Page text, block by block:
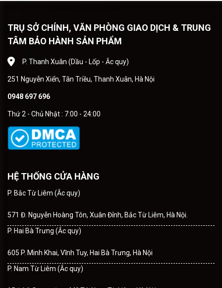
TRỤ SỞ CHÍNH, VĂN PHÒNG GIAO DỊCH & TRUNG
TÂM BẢO HÀNH SẢN PHẨM
P. Thanh Xuân (Dầu - Lốp - Ắc quy)
251 Nguyễn Xiển, Tân Triều, Thanh Xuân, Hà Nội
0948 697 696
Thứ 2 - Chủ Nhật : 7:00 - 24:00
HỆ THỐNG CỬA HÀNG
P. Bắc Từ Liêm (Ắc quy)
571 Đ. Nguyễn Hoàng Tôn, Xuân Đỉnh, Bắc Từ Liêm, Hà Nội.
P. Hai Bà Trưng (Ắc quy)
605 P. Minh Khai, Vĩnh Tuy, Hai Bà Trưng, Hà Nội
P. Nam Từ Liêm (Ắc quy)